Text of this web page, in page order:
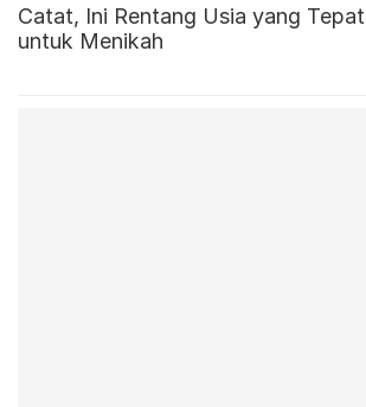
Catat, Ini Rentang Usia yang Tepat
untuk Menikah